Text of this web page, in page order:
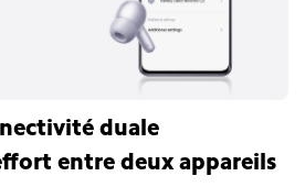
duale
entre deux appareils